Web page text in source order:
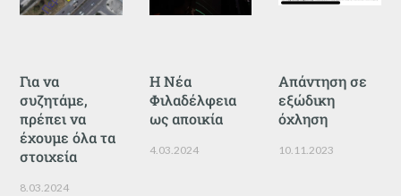
Για να
συζητάμε,
πρέπει να
έχουμε όλα τα
στοιχεία
8.03.2024
Η Νέα
Φιλαδέλφεια
ως αποικία
4.03.2024
Απάντηση σε
εξώδικη
όχληση
10.11.2023